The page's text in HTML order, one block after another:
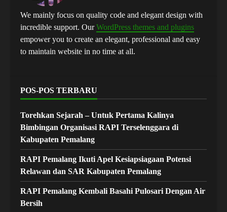
We mainly focus on quality code and elegant design with
incredible support. OurWordPress themes and plugins
empower you to create an elegant, professional and easy
to maintain website in no time at all.
POS-POS TERBARU
Torehkan Sejarah – Untuk Pertama Kalinya
Bimbingan Organisasi RAPI Terselenggara di
Kabupaten Pemalang
RAPI Pemalang Ikuti Apel Kesiapsiagaan Potensi
Relawan dan SAR Kabupaten Pemalang
RAPI Pemalang Kembali Basahi Pulosari Dengan Air
Bersih